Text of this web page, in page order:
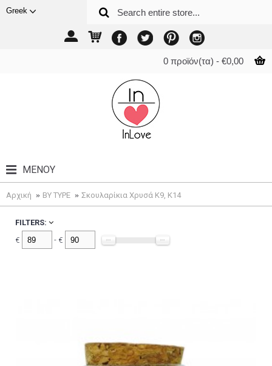
Greek
0 προϊόν(τα) - €0,00
ΜΕΝΟΎ
Αρχική BY TYPE Σκουλαρίκια Χρυσά K9, K14
FILTERS:
€
- €